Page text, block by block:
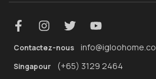
Contactez-nous info@igloohome.co
Singapour (+65) 3129 2464